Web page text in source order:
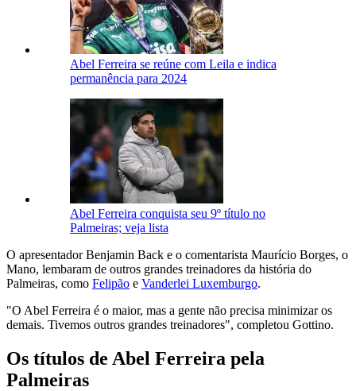
Abel Ferreira se reúne com Leila e indica
permanência para 2024
Abel Ferreira conquista seu 9º título no
Palmeiras; veja lista
O apresentador Benjamin Back e o comentarista Maurício Borges, o
Mano, lembaram de outros grandes treinadores da história do
Palmeiras, como Felipão e Vanderlei Luxemburgo.
"O Abel Ferreira é o maior, mas a gente não precisa minimizar os
demais. Tivemos outros grandes treinadores", completou Gottino.
Os títulos de Abel Ferreira pela
Palmeiras